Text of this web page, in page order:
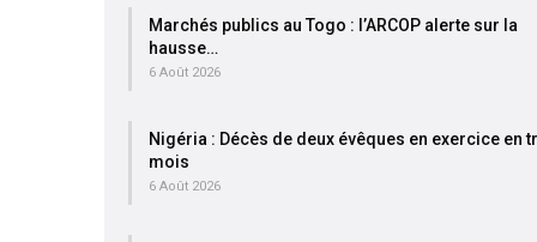
Marchés publics au Togo : l’ARCOP alerte sur la
hausse…
6 Août 2026
Nigéria : Décès de deux évêques en exercice en
mois
6 Août 2026